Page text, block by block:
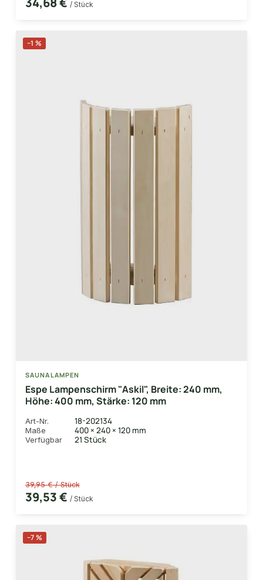
/ Stück
−1 %
SAUNALAMPEN
Espe Lampenschirm "Askil", Breite: 240 mm,
Höhe: 400 mm, Stärke: 120 mm
Art-Nr. 18-202134
Maße 400 × 240 × 120 mm
Verfügbar 21 Stück
39,95 € / Stück
39,53 € / Stück
−7 %